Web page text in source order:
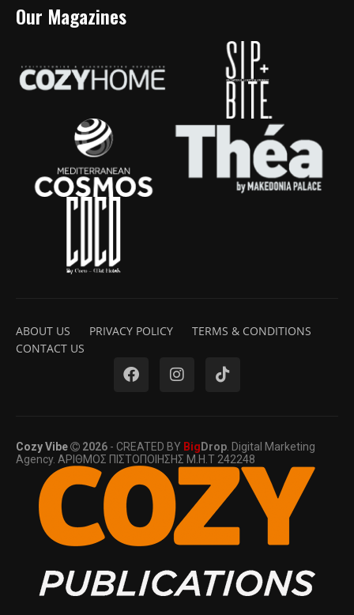
Our Magazines
ABOUT US PRIVACY POLICY
TERMS & CONDITIONS
CONTACT US
Cozy Vibe 2026 - CREATED BY Big Drop . Digital Marketing
Agency. ΑΡΙΘΜΟΣ ΠΙΣΤΟΠΟΙΗΣΗΣ Μ.Η.Τ 242248